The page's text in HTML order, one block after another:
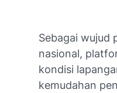
Sebagai wujud
nasional,
kondisi
kemudahan